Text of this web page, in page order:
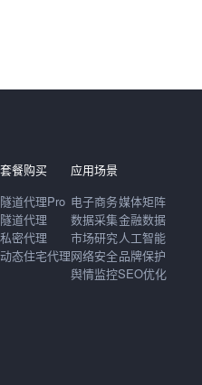
套餐购买
隧道代理Pro
隧道代理
私密代理
动态住宅代理
应用场景
电子商务
数据采集
市场研究
网络安全
舆情监控
媒体矩阵
金融数据
人工智能
品牌保护
SEO优化